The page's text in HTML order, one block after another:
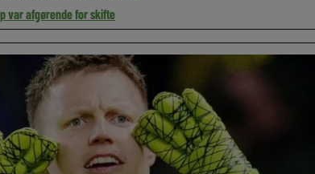
var afgørende for skifte